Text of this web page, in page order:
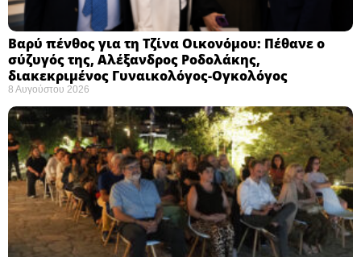
Βαρύ πένθος για τη Τζίνα Οικονόμου: Πέθανε ο
σύζυγός της, Αλέξανδρος Ροδολάκης,
διακεκριμένος Γυναικολόγος-Ογκολόγος
8 Αυγούστου 2026